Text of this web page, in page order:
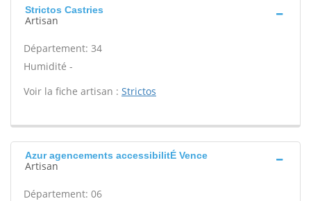
Strictos Castries
Artisan
Département: 34
Humidité -
Voir la fiche artisan : Strictos
Azur agencements accessibilitÉ Vence
Artisan
Département: 06